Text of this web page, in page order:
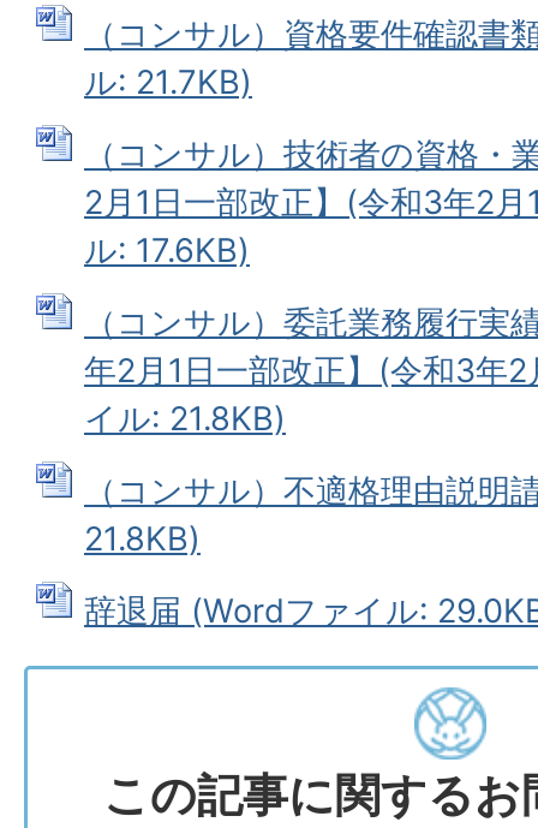
（コンサル）資格要件確認書
ル: 21.7KB)
（コンサル）技術者の資格・
2月1日一部改正】(令和3年2
ル: 17.6KB)
（コンサル）委託業務履行実
年2月1日一部改正】(令和3年
イル: 21.8KB)
（コンサル）不適格理由説明
21.8KB)
辞退届 (Wordファイル:
この記事に関する